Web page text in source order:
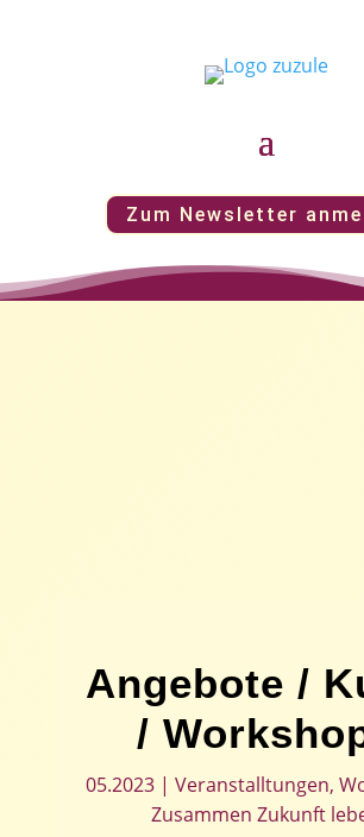
Zum Newsletter
Angebote /
/
05.2023 |Veranstalltungen,
Zusammen Zukunft